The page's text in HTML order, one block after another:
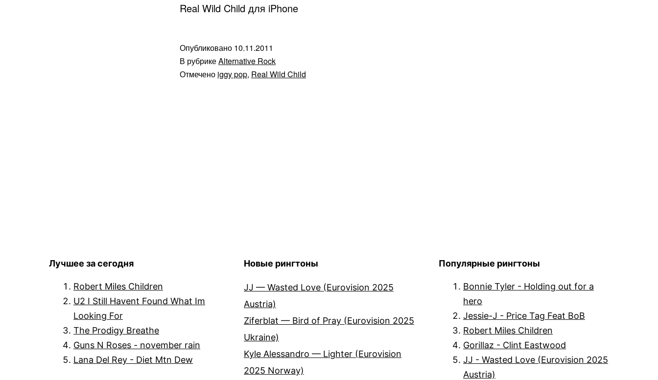
Real Wild Child для iPhone
Опубликовано 10.11.2011
В рубрикеAlternative Rock
Отмечено iggy pop, Real Wild Child
Лучшее за сегодня
Robert Miles Children
U2 I Still Havent Found What Im
Looking For
The Prodigy Breathe
Guns N Roses - november rain
Lana Del Rey - Diet Mtn Dew
Новые рингтоны
JJ — Wasted Love (Eurovision 2025
Austria)
Ziferblat — Bird of Pray (Eurovision 2025
Ukraine)
Kyle Alessandro — Lighter (Eurovision
2025 Norway)
Популярные рингтоны
Bonnie Tyler - Holding out for a
hero
Jessie-J - Price Tag Feat BoB
Robert Miles Children
Gorillaz - Clint Eastwood
JJ - Wasted Love (Eurovision 2025
Austria)